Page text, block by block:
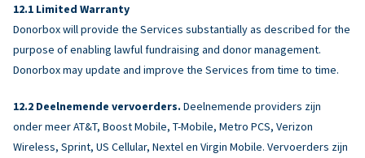
Limited Warranty
Donorbox will provide the Services substantially as described for the
purpose of enabling lawful fundraising and donor management.
Donorbox may update and improve the Services from time to time.
Deelnemende vervoerders. Deelnemende providers zijn
onder meer AT&T, Boost Mobile, T-Mobile, Metro PCS, Verizon
Wireless, Sprint, US Cellular, Nextel en Virgin Mobile. Vervoerders zijn